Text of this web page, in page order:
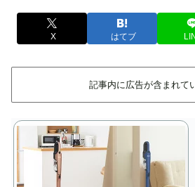
X はてブ
記事内に広告が含まれて